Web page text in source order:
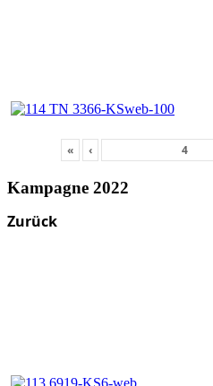
« ‹
Kampagne 2022
Zurück